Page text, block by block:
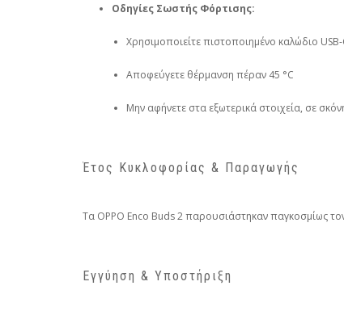
Οδηγίες Σωστής Φόρτισης:
Χρησιμοποιείτε πιστοποιημένο καλώδιο
Αποφεύγετε θέρμανση πέραν 45 °C
Μην αφήνετε στα εξωτερικά στοιχεία, σε
Έτος Κυκλοφορίας & Παραγωγής
Τα OPPO Enco Buds 2 παρουσιάστηκαν παγκοσμίως
Εγγύηση & Υποστήριξη